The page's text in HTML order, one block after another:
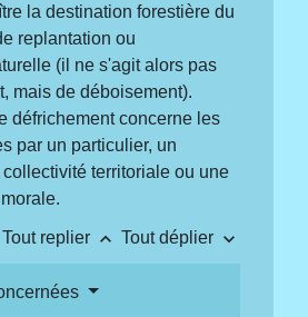
la destination forestière du
replantation ou
(il ne s'agit alors pas
mais de déboisement).
défrichement concerne les
par un particulier, un
territoriale ou une
Tout replier keyboard_arrow_up Tout déplier keyboard_arrow_down